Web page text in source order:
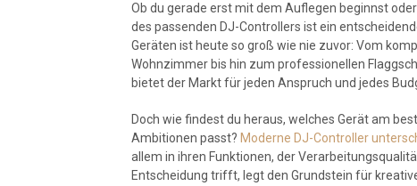
Ob du gerade erst mit dem Auflegen beginnst
des passenden DJ-Controllers ist ein
Geräten ist heute so groß wie nie zuvor: Vom
Wohnzimmer bis hin zum professionellen
bietet der Markt für jeden Anspruch und jedes
Doch wie findest du heraus, welches Gerät am
Ambitionen passt? Moderne DJ-Controller
allem in ihren Funktionen, der
Entscheidung trifft, legt den Grundstein für